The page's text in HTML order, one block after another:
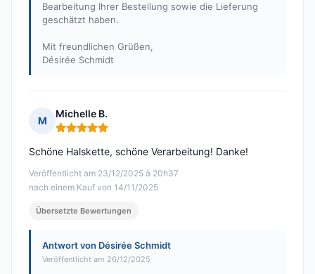
Bearbeitung Ihrer Bestellung sowie die Lieferung
geschätzt haben.
Mit freundlichen Grüßen,
Désirée Schmidt
M
Michelle B.
Hinweis: 5 von 5
Veröffentlicht am 23/12/2025 à 20h37
nach einem Kauf von 14/11/2025
Schöne Halskette, schöne Verarbeitung! Danke!
Übersetzte Bewertungen
Antwort von Désirée Schmidt
Veröffentlicht am 26/12/2025